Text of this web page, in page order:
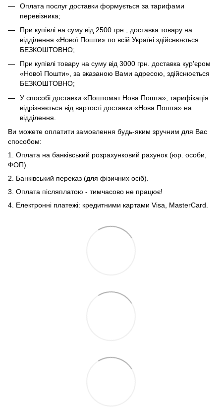
Оплата послуг доставки формується за тарифами
перевізника;
При купівлі на суму від 2500 грн., доставка товару на
відділення «Нової Пошти» по всій Україні здійснюється
БЕЗКОШТОВНО;
При купівлі товару на суму від 3000 грн. доставка кур'єром
«Нової Пошти», за вказаною Вами адресою, здійснюється
БЕЗКОШТОВНО;
У способі доставки «Поштомат Нова Пошта», тарифікація
відрізняється від вартості доставки «Нова Пошта» на
відділення.
Ви можете оплатити замовлення будь-яким зручним для Вас
способом:
1. Оплата на банківський розрахунковий рахунок (юр. особи,
ФОП).
2. Банківський переказ (для фізичних осіб).
3. Оплата післяплатою - тимчасово не працює!
4. Електронні платежі: кредитними картами Visa, MasterCard.